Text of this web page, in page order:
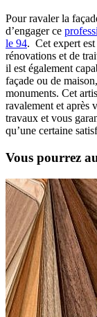
Pour ravaler la
d’engager ce
le 94. Cet expert est
rénovations et de
il est également
façade ou de
monuments. Cet
ravalement et après
travaux et vous
qu’une certaine
Vous pourrez